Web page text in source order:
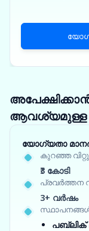
ആവശ്യമുള്ള
യോഗ്യതാ
കുറഞ്ഞ
₹3 കോടി
പ്രവർത്തന
3+ വർഷം
പബ്ലിക്